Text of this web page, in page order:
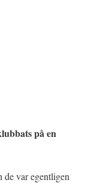
på en
de var egentligen